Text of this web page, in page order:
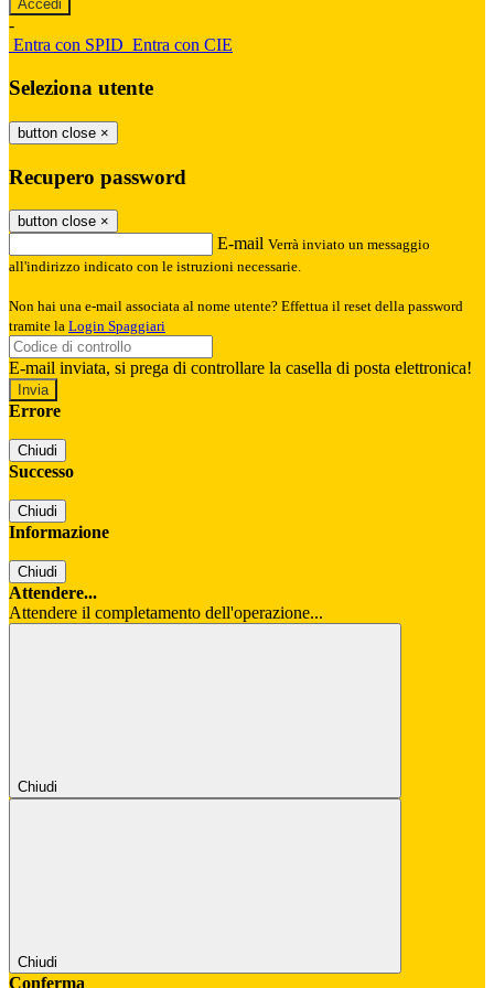
-
Entra con SPID Entra con CIE
Seleziona utente
button close ×
Recupero password
button close ×
E-mail Verrà inviato un messaggio
all'indirizzo indicato con le istruzioni necessarie.
Non hai una e-mail associata al nome utente? Effettua il reset della password
tramite la Login Spaggiari
E-mail inviata, si prega di controllare la casella di posta elettronica!
Errore
Chiudi
Successo
Chiudi
Informazione
Chiudi
Attendere...
Attendere il completamento dell'operazione...
Chiudi
Chiudi
Conferma